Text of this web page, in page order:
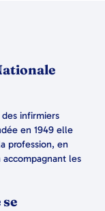
infirmiers
en 1949 elle
profession, en
les